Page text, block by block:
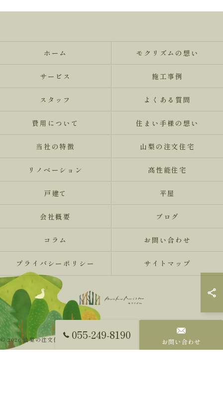
055-249-8190 お問い合わせ
ホーム モクリズムの想い
サービス 施工事例
スタッフ よくある質問
費用について 住まい手様の想い
当社の特徴 山梨の注文住宅
リノベーション 高性能住宅
戸建て 平屋
会社概要 ブログ
コラム お問い合わせ
プライバシーポリシー サイトマップ
© 2026 山梨の注文住宅ならMokureismモクリズム ALL RIGHTS RESERVED.